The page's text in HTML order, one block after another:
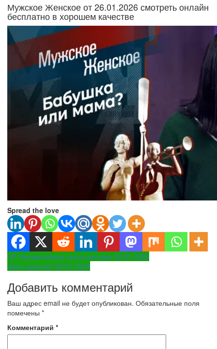
Мужское Женское от 26.01.2026 смотреть онлайн
бесплатно в хорошем качестве
Spread the love
Навигация
по
записям
ЧП-Чрезвычайное происшествие 26.01.2026
Жить здорово! 26.01.2026
Добавить комментарий
Ваш адрес email не будет опубликован. Обязательные поля
помечены *
Комментарий *